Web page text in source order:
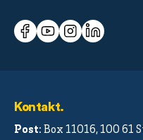
Kontakt.
Post: Box 11016, 100 61